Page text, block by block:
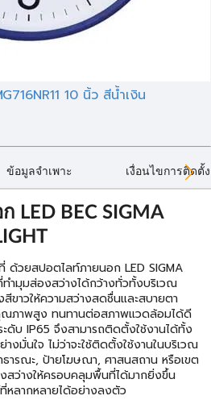
10 นิ้ว สีน้ำเงิน
ข้อมูลจำเพาะ เงื่อนไขการติดตั้ง
LED BEC SIGMA
วยสปอตไลท์ภายนอก LED SIGMA
ำมุมส่องสว่างได้กว้างทั่วทั้งบริเวณ
ขาวให้ความสว่างสดชื่นและสบายตา
ณภาพสูง ทนทานต่อสภาพแวดล้อมได้ดี
ดับ IP65 จึงสามารถติดตั้งใช้งานได้ทั้ง
างมั่นใจ ไม่ว่าจะใช้ติดตั้งใช้งานในบริเวณ
ารณะ, ป้ายโฆษณา, ศาสนสถาน หรือเขต
สว่างให้ครอบคลุมพื้นที่ได้มากยิ่งขึ้น
หลากหลายได้อย่างลงตัว